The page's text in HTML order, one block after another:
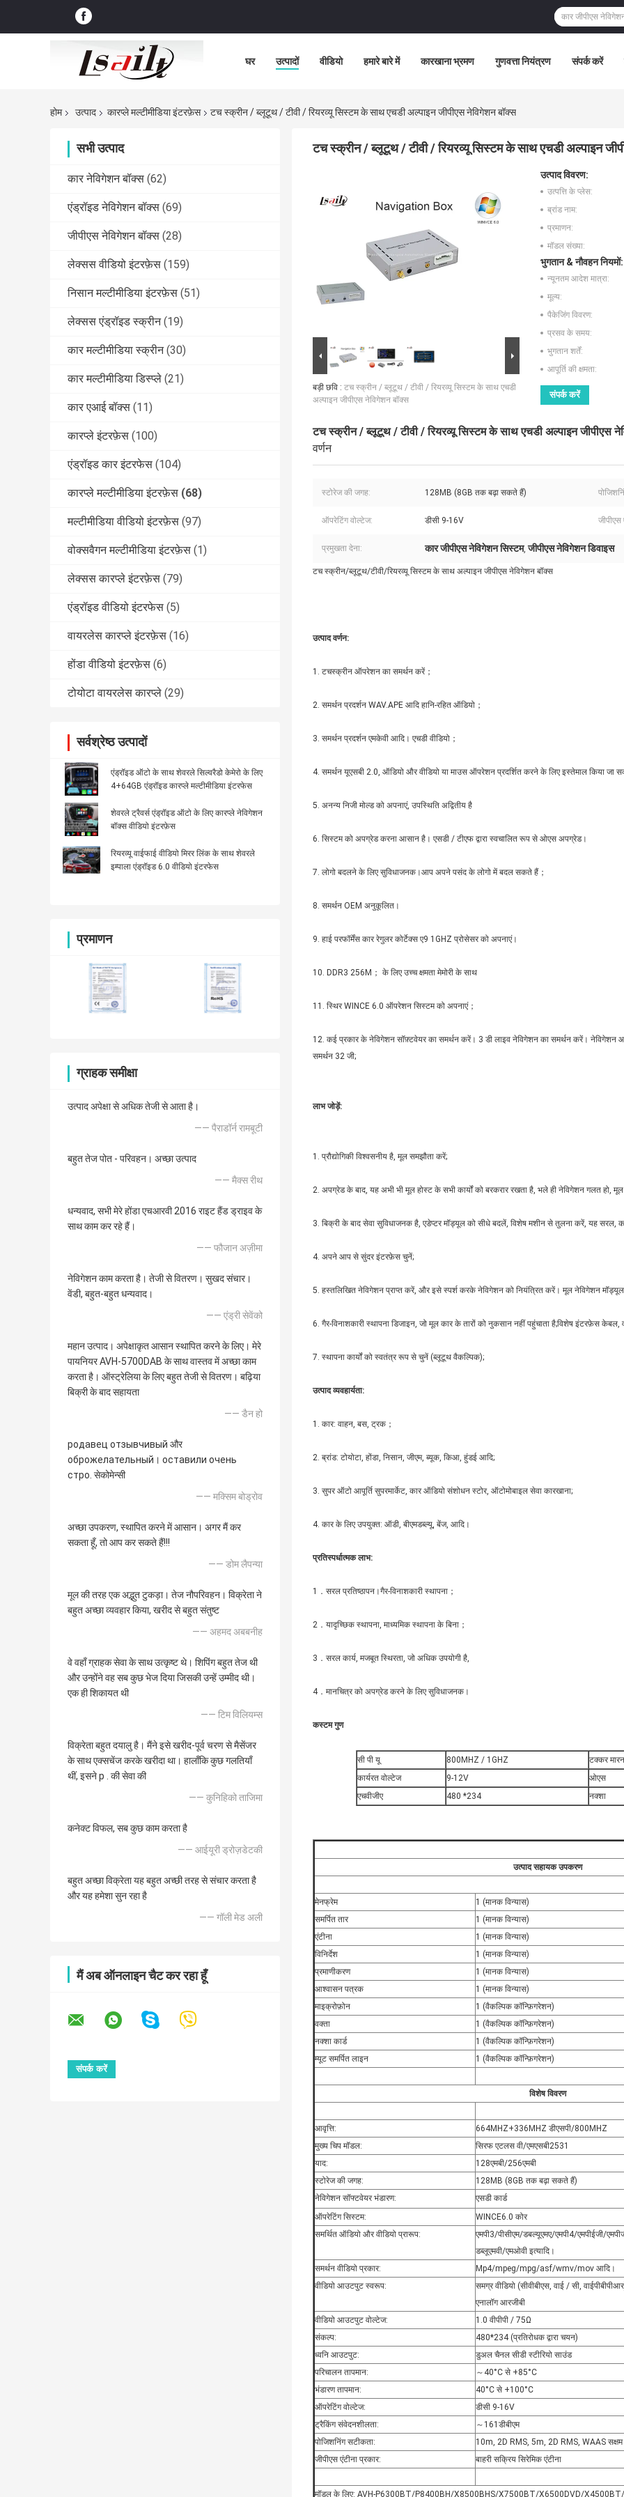
घर उत्पादों वीडियो हमारे बारे में कारखाना भ्रमण गुणवत्ता नियंत्रण संपर्क करें
होम उत्पाद कारप्ले मल्टीमीडिया इंटरफ़ेस टच स्क्रीन / ब्लूटूथ / टीवी / रियरव्यू सिस्टम के साथ एचडी अल्पाइन जीपीएस नेविगेशन बॉक्स
सभी उत्पाद
कार नेविगेशन बॉक्स (62)
एंड्रॉइड नेविगेशन बॉक्स (69)
जीपीएस नेविगेशन बॉक्स (28)
लेक्सस वीडियो इंटरफ़ेस (159)
निसान मल्टीमीडिया इंटरफ़ेस (51)
लेक्सस एंड्रॉइड स्क्रीन (19)
कार मल्टीमीडिया स्क्रीन (30)
कार मल्टीमीडिया डिस्प्ले (21)
कार एआई बॉक्स (11)
कारप्ले इंटरफ़ेस (100)
एंड्रॉइड कार इंटरफेस (104)
कारप्ले मल्टीमीडिया इंटरफ़ेस (68)
मल्टीमीडिया वीडियो इंटरफ़ेस (97)
वोक्सवैगन मल्टीमीडिया इंटरफ़ेस (1)
लेक्सस कारप्ले इंटरफ़ेस (79)
एंड्रॉइड वीडियो इंटरफेस (5)
वायरलेस कारप्ले इंटरफ़ेस (16)
होंडा वीडियो इंटरफ़ेस (6)
टोयोटा वायरलेस कारप्ले (29)
सर्वश्रेष्ठ उत्पादों
एंड्रॉइड ऑटो के साथ शेवरले सिल्वरैडो केमेरो के लिए
4+64GB एंड्रॉइड कारप्ले मल्टीमीडिया इंटरफेस
शेवरले ट्रैवर्स एंड्रॉइड ऑटो के लिए कारप्ले नेविगेशन
बॉक्स वीडियो इंटरफ़ेस
रियरव्यू वाईफाई वीडियो मिरर लिंक के साथ शेवरले
इम्पाला एंड्रॉइड 6.0 वीडियो इंटरफेस
प्रमाणन
ग्राहक समीक्षा
उत्पाद अपेक्षा से अधिक तेजी से आता है।
—— पैराडॉर्न रामबूटी
बहुत तेज पोत - परिवहन। अच्छा उत्पाद
—— मैक्स रीथ
धन्यवाद, सभी मेरे होंडा एचआरवी 2016 राइट हैंड ड्राइव के
साथ काम कर रहे हैं।
—— फौजान अज़ीमा
नेविगेशन काम करता है। तेजी से वितरण। सुखद संचार।
वेंडी, बहुत-बहुत धन्यवाद।
—— एंड्री सेवेंको
महान उत्पाद। अपेक्षाकृत आसान स्थापित करने के लिए। मेरे
पायनियर AVH-5700DAB के साथ वास्तव में अच्छा काम
करता है। ऑस्ट्रेलिया के लिए बहुत तेजी से वितरण। बढ़िया
बिक्री के बाद सहायता
—— डैन हो
родавец отзывчивый और
оброжелательный। оставили очень
стро. सेकोमेन्सी
—— मक्सिम बोड्रोव
अच्छा उपकरण, स्थापित करने में आसान। अगर मैं कर
सकता हूँ, तो आप कर सकते हैं!!!
—— डोम लैपन्या
मूल की तरह एक अद्भुत टुकड़ा। तेज नौपरिवहन। विक्रेता ने
बहुत अच्छा व्यवहार किया, खरीद से बहुत संतुष्ट
—— अहमद अबबनीह
वे वहाँ ग्राहक सेवा के साथ उत्कृष्ट थे। शिपिंग बहुत तेज थी
और उन्होंने वह सब कुछ भेज दिया जिसकी उन्हें उम्मीद थी।
एक ही शिकायत थी
—— टिम विलियम्स
विक्रेता बहुत दयालु है। मैंने इसे खरीद-पूर्व चरण से मैसेंजर
के साथ एक्सचेंज करके खरीदा था। हालाँकि कुछ गलतियाँ
थीं, इसने p . की सेवा की
—— कुनिहिको ताजिमा
कनेक्ट विफल, सब कुछ काम करता है
—— आईयूरी ड्रोज़डेटकी
बहुत अच्छा विक्रेता यह बहुत अच्छी तरह से संचार करता है
और यह हमेशा सुन रहा है
—— गॉली मेड अली
मैं अब ऑनलाइन चैट कर रहा हूँ
टच स्क्रीन / ब्लूटूथ / टीवी / रियरव्यू सिस्टम के साथ एचडी अल्पाइन
बड़ी छवि : टच स्क्रीन / ब्लूटूथ / टीवी / रियरव्यू सिस्टम के साथ एचडी
अल्पाइन जीपीएस नेविगेशन बॉक्स
उत्पाद विवरण:
उत्पत्ति के प्लेस:
ब्रांड नाम:
प्रमाणन:
मॉडल संख्या:
भुगतान & नौवहन नियमों:
न्यूनतम आदेश मात्रा:
मूल्य:
पैकेजिंग विवरण:
प्रसव के समय:
भुगतान शर्तें:
आपूर्ति की क्षमता:
संपर्क करें
टच स्क्रीन / ब्लूटूथ / टीवी / रियरव्यू सिस्टम के साथ एचडी अल्पाइन जीपीएस
वर्णन
स्टोरेज की जगह: 128MB (8GB तक बढ़ा सकते हैं)
ऑपरेटिंग वोल्टेज: डीसी 9-16V जीपीएस
प्रमुखता देना: कार जीपीएस नेविगेशन सिस्टम,जीपीएस नेविगेशन डिवाइस
टच स्क्रीन/ब्लूटूथ/टीवी/रियरव्यू सिस्टम के साथ अल्पाइन जीपीएस नेविगेशन बॉक्स
उत्पाद वर्णन:
1. टचस्क्रीन ऑपरेशन का समर्थन करें；
2. समर्थन प्रदर्शन WAV.APE आदि हानि-रहित ऑडियो；
3. समर्थन प्रदर्शन एमकेवी आदि। एचडी वीडियो；
4. समर्थन यूएसबी 2.0, ऑडियो और वीडियो या माउस ऑपरेशन प्रदर्शित करने के लिए इस्तेमाल किया जा
5. अनन्य निजी मोल्ड को अपनाएं, उपस्थिति अद्वितीय है
6. सिस्टम को अपग्रेड करना आसान है। एसडी / टीएफ द्वारा स्वचालित रूप से ओएस अपग्रेड।
7. लोगो बदलने के लिए सुविधाजनक।आप अपने पसंद के लोगो में बदल सकते हैं；
8. समर्थन OEM अनुकूलित।
9. हाई परफॉर्मेंस कार रेगुलर कोर्टेक्स ए9 1GHZ प्रोसेसर को अपनाएं।
10. DDR3 256M； के लिए उच्च क्षमता मेमोरी के साथ
11. स्थिर WINCE 6.0 ऑपरेशन सिस्टम को अपनाएं；
12. कई प्रकार के नेविगेशन सॉफ़्टवेयर का समर्थन करें। 3 डी लाइव नेविगेशन का समर्थन करें।
समर्थन 32 जी;
लाभ जोड़ें:
1. प्रौद्योगिकी विश्वसनीय है, मूल समझौता करें;
2. अपग्रेड के बाद, यह अभी भी मूल होस्ट के सभी कार्यों को बरकरार रखता है, भले ही नेविगेशन गलत हो, मूल
3. बिक्री के बाद सेवा सुविधाजनक है, एडेप्टर मॉड्यूल को सीधे बदलें, विशेष मशीन से तुलना करें, यह सरल,
4. अपने आप से सुंदर इंटरफ़ेस चुनें;
5. हस्तलिखित नेविगेशन प्राप्त करें, और इसे स्पर्श करके नेविगेशन को नियंत्रित करें। मूल नेविगेशन
6. गैर-विनाशकारी स्थापना डिजाइन, जो मूल कार के तारों को नुकसान नहीं पहुंचाता है;विशेष इंटरफ़ेस
7. स्थापना कार्यों को स्वतंत्र रूप से चुनें (ब्लूटूथ वैकल्पिक);
उत्पाद व्यवहार्यता:
1. कार: वाहन, बस, ट्रक；
2. ब्रांड: टोयोटा, होंडा, निसान, जीएम, ब्यूक, किआ, हुंडई आदि;
3. सुपर ऑटो आपूर्ति सुपरमार्केट, कार ऑडियो संशोधन स्टोर, ऑटोमोबाइल सेवा कारखाना;
4. कार के लिए उपयुक्त: ऑडी, बीएमडब्ल्यू, बेंज, आदि।
प्रतिस्पर्धात्मक लाभ:
1．सरल प्रतिष्ठापन।गैर-विनाशकारी स्थापना；
2．यादृच्छिक स्थापना, माध्यमिक स्थापना के बिना；
3．सरल कार्य, मजबूत स्थिरता, जो अधिक उपयोगी है,
4．मानचित्र को अपग्रेड करने के लिए सुविधाजनक।
कस्टम गुण
सी पी यू 800MHZ / 1GHZ टक्कर
कार्यरत वोल्टेज
9-12V ओएस
एचवीजीए
480 *234 नक्शा
उत्पाद सहायक उपकरण
मेनफ्रेम
1 (मानक विन्यास)
समर्पित तार
1 (मानक विन्यास)
एंटीना
1 (मानक विन्यास)
विनिर्देश
1 (मानक विन्यास)
प्रमाणीकरण
1 (मानक विन्यास)
आश्वासन पत्रक
1 (मानक विन्यास)
माइक्रोफ़ोन
1 (वैकल्पिक कॉन्फ़िगरेशन)
वक्ता
1 (वैकल्पिक कॉन्फ़िगरेशन)
नक्शा कार्ड
1 (वैकल्पिक कॉन्फ़िगरेशन)
म्यूट समर्पित लाइन
1 (वैकल्पिक कॉन्फ़िगरेशन)
विशेष विवरण
आवृत्ति:
664MHZ+336MHZ डीएसपी/800MHZ
मुख्य चिप मॉडल:
सिरफ एटलस वी/एमएसबी2531
याद:
128एमबी/256एमबी
स्टोरेज की जगह:
128MB (8GB तक बढ़ा सकते हैं)
नेविगेशन सॉफ्टवेयर भंडारण:
एसडी कार्ड
ऑपरेटिंग सिस्टम:
WINCE6.0 कोर
समर्थित ऑडियो और वीडियो प्रारूप:
एमपी3/पीसीएम/डबल्यूएमए/एमपी4/एमपीईजी/
डब्लूएमवी/एमओवी इत्यादि।
समर्थन वीडियो प्रकार:
Mp4/mpeg/mpg/asf/wmv/mov आदि।
वीडियो आउटपुट स्वरूप:
समग्र वीडियो (सीवीबीएस, वाई / सी,
एनालॉग आरजीबी
वीडियो आउटपुट वोल्टेज:
1.0 वीपीपी / 75Ω
संकल्प:
480*234 (प्रतिरोधक द्वारा चयन)
ध्वनि आउटपुट:
डुअल चैनल सीडी स्टीरियो साउंड
परिचालन तापमान:
～40°C से +85°C
भंडारण तापमान:
40°C से +100°C
ऑपरेटिंग वोल्टेज:
डीसी 9-16V
ट्रैकिंग संवेदनशीलता:
～161डीबीएम
पोजिशनिंग सटीकता:
10m, 2D RMS, 5m, 2D RMS, WAAS सक्षम
जीपीएस एंटीना प्रकार:
बाहरी सक्रिय सिरेमिक एंटीना
मॉडल के लिए: AVH‐P6300BT/P8400BH/X8500BHS/X7500BT/X6500DVD/